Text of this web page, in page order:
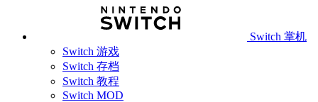
Switch 掌机
Switch 游戏
Switch 存档
Switch 教程
Switch MOD